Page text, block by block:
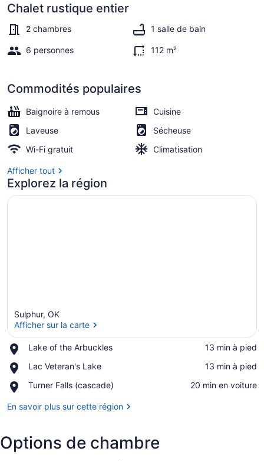
Falls
Lake
The
Chalet rustique entier
2 chambres 1 salle de bain
6 personnes 112 m²
Commodités populaires
Baignoire à remous
Cuisine
Laveuse
Sécheuse
Wi-Fi gratuit
Climatisation
Afficher tout
Explorez la région
Sulphur, OK
Afficher sur la carte
Lake of the Arbuckles
Place,
of
Arbuckles
‪13 min à pied‬
Lac Veteran's Lake
Place,
Veteran's
‪13 min à pied‬
Turner Falls (cascade)
Place,
Falls
‪20 min en voiture‬
En savoir plus sur cette région
Options de chambre